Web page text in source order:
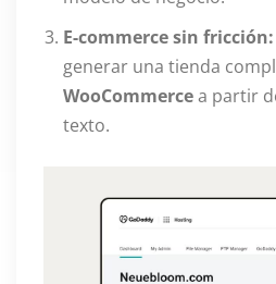
E-commerce sin fricción:
generar una tienda
WooCommercea partir
texto.